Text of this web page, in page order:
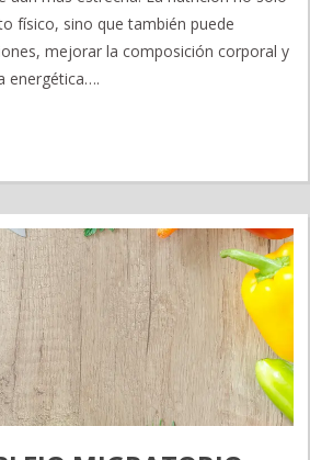
físico, sino que también puede
mejorar la composición corporal y
energética….